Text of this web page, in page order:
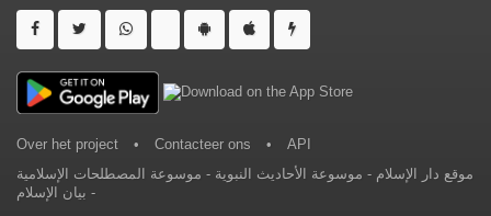
Over het project • Contacteer ons •
API
موقع دار الإسلام - موسوعة الأحاديث النبوية - موسوعة المصطلحات الإسلامية
- بيان الإسلام